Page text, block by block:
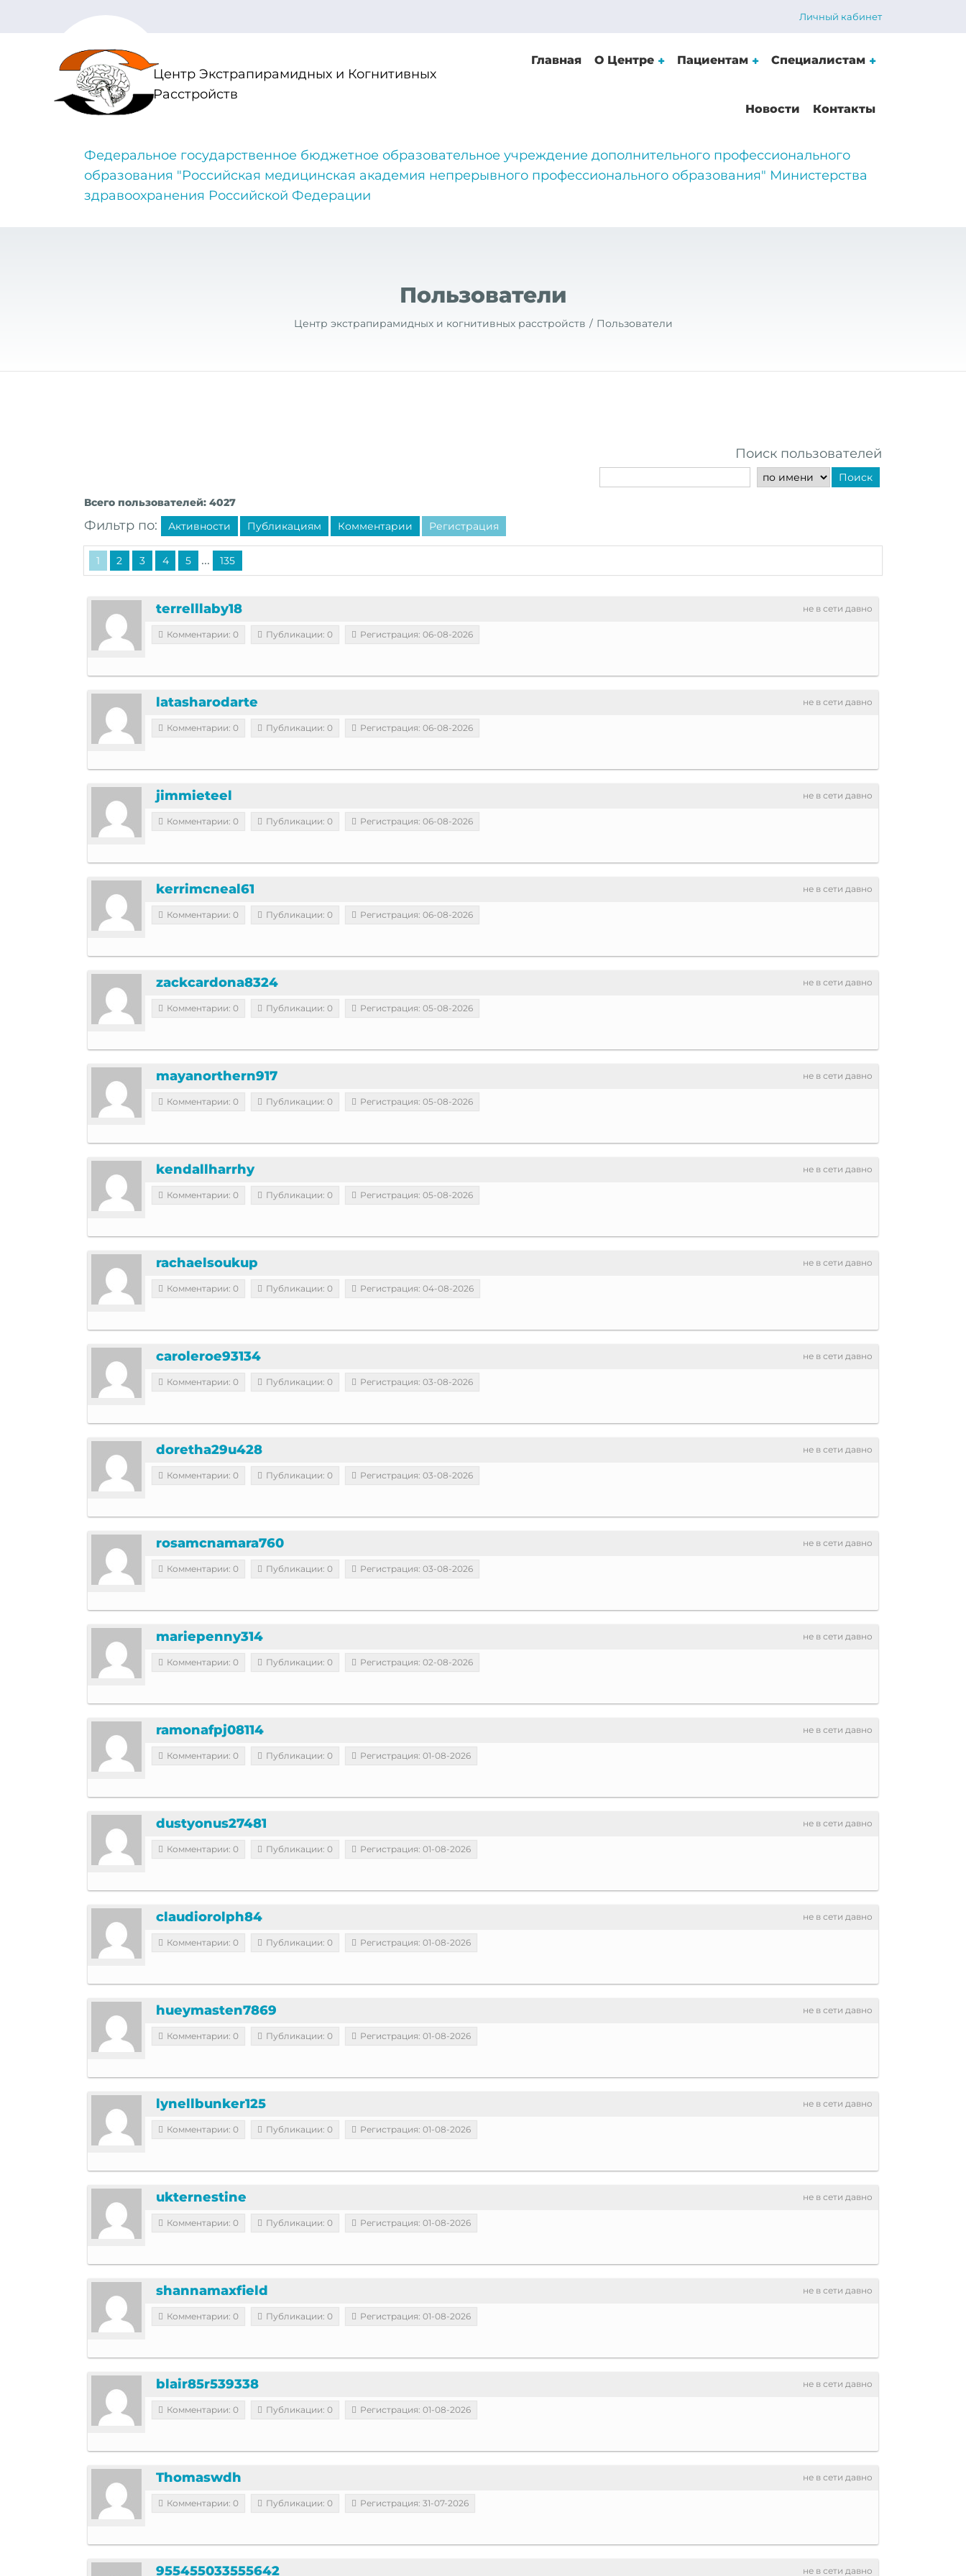
Личный кабинет
Центр Экстрапирамидных и Когнитивных
Расстройств
Главная О Центре Пациентам Специалистам
Новости Контакты
Федеральное государственное бюджетное образовательное учреждение дополнительного профессионального
образования "Российская медицинская академия непрерывного профессионального образования" Министерства
здравоохранения Российской Федерации
Пользователи
Центр экстрапирамидных и когнитивных расстройств Пользователи
Поиск пользователей
Поиск
Всего пользователей: 4027
Фильтр по: Активности Публикациям Комментарии Регистрация
1 2 3 4 5 ... 135
не в сети давно
terrelllaby18
Комментарии: 0 Публикации: 0 Регистрация: 06-08-2026
не в сети давно
latasharodarte
Комментарии: 0 Публикации: 0 Регистрация: 06-08-2026
не в сети давно
jimmieteel
Комментарии: 0 Публикации: 0 Регистрация: 06-08-2026
не в сети давно
kerrimcneal61
Комментарии: 0 Публикации: 0 Регистрация: 06-08-2026
не в сети давно
zackcardona8324
Комментарии: 0 Публикации: 0 Регистрация: 05-08-2026
не в сети давно
mayanorthern917
Комментарии: 0 Публикации: 0 Регистрация: 05-08-2026
не в сети давно
kendallharrhy
Комментарии: 0 Публикации: 0 Регистрация: 05-08-2026
не в сети давно
rachaelsoukup
Комментарии: 0 Публикации: 0 Регистрация: 04-08-2026
не в сети давно
caroleroe93134
Комментарии: 0 Публикации: 0 Регистрация: 03-08-2026
не в сети давно
doretha29u428
Комментарии: 0 Публикации: 0 Регистрация: 03-08-2026
не в сети давно
rosamcnamara760
Комментарии: 0 Публикации: 0 Регистрация: 03-08-2026
не в сети давно
mariepenny314
Комментарии: 0 Публикации: 0 Регистрация: 02-08-2026
не в сети давно
ramonafpj08114
Комментарии: 0 Публикации: 0 Регистрация: 01-08-2026
не в сети давно
dustyonus27481
Комментарии: 0 Публикации: 0 Регистрация: 01-08-2026
не в сети давно
claudiorolph84
Комментарии: 0 Публикации: 0 Регистрация: 01-08-2026
не в сети давно
hueymasten7869
Комментарии: 0 Публикации: 0 Регистрация: 01-08-2026
не в сети давно
lynellbunker125
Комментарии: 0 Публикации: 0 Регистрация: 01-08-2026
не в сети давно
ukternestine
Комментарии: 0 Публикации: 0 Регистрация: 01-08-2026
не в сети давно
shannamaxfield
Комментарии: 0 Публикации: 0 Регистрация: 01-08-2026
не в сети давно
blair85r539338
Комментарии: 0 Публикации: 0 Регистрация: 01-08-2026
не в сети давно
Thomaswdh
Комментарии: 0 Публикации: 0 Регистрация: 31-07-2026
не в сети давно
955455033555642